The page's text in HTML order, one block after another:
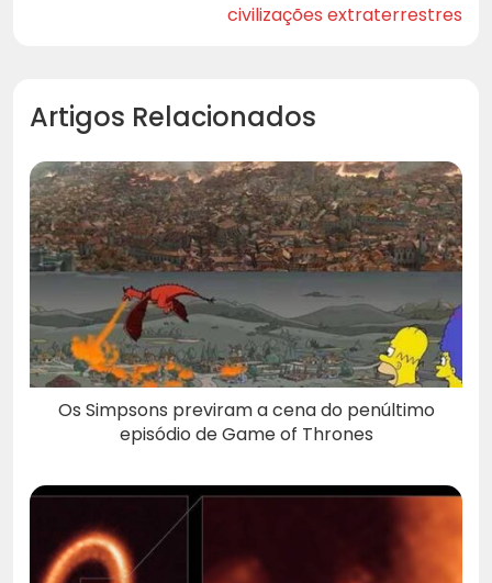
civilizações extraterrestres
Artigos Relacionados
Os Simpsons previram a cena do penúltimo
episódio de Game of Thrones